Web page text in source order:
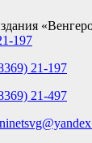
197
21-197
21-497